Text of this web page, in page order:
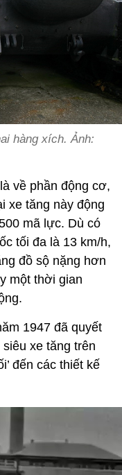
hàng xích. Ảnh:
về phần động cơ,
xe tăng này động
mã lực. Dù có
tối đa là 13 km/h,
đồ sộ nặng hơn
một thời gian
1947 đã quyết
xe tăng trên
đến các thiết kế